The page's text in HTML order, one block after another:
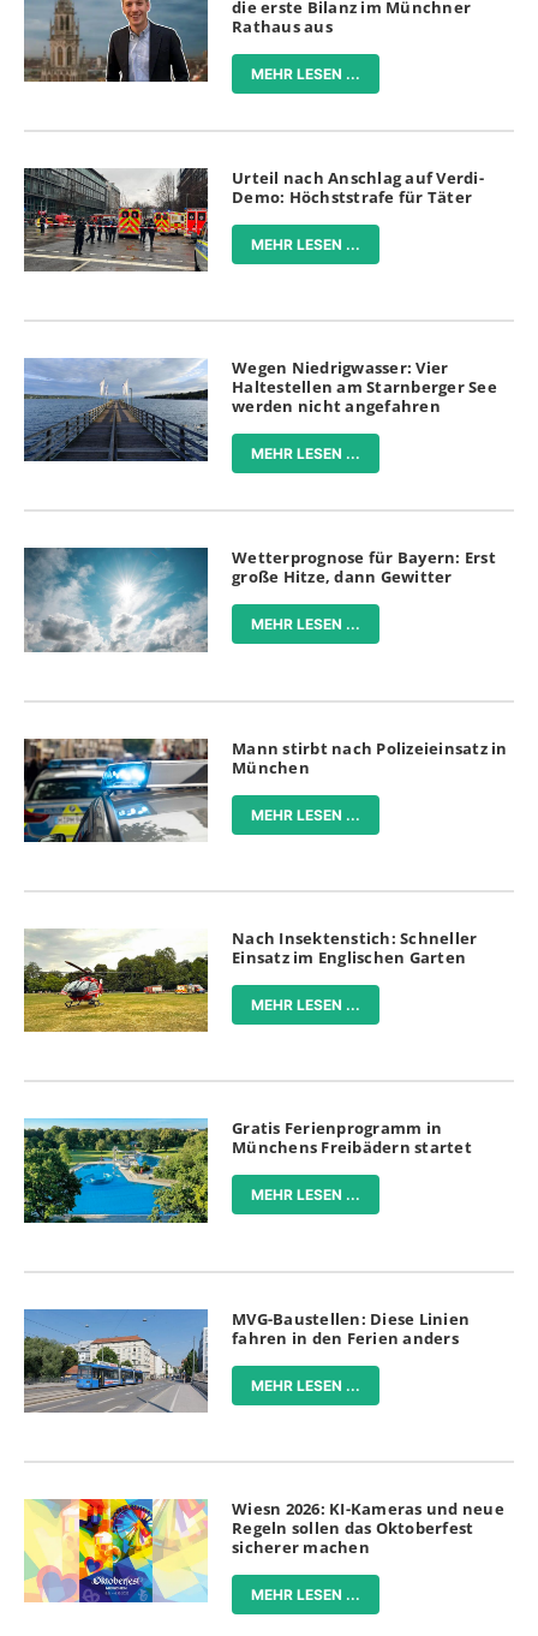
die erste Bilanz im Münchner
Rathaus aus
MEHR LESEN ...
Urteil nach Anschlag auf Verdi-
Demo: Höchststrafe für Täter
MEHR LESEN ...
Wegen Niedrigwasser: Vier
Haltestellen am Starnberger See
werden nicht angefahren
MEHR LESEN ...
Wetterprognose für Bayern: Erst
große Hitze, dann Gewitter
MEHR LESEN ...
Mann stirbt nach Polizeieinsatz in
München
MEHR LESEN ...
Nach Insektenstich: Schneller
Einsatz im Englischen Garten
MEHR LESEN ...
Gratis Ferienprogramm in
Münchens Freibädern startet
MEHR LESEN ...
MVG-Baustellen: Diese Linien
fahren in den Ferien anders
MEHR LESEN ...
Wiesn 2026: KI-Kameras und neue
Regeln sollen das Oktoberfest
sicherer machen
MEHR LESEN ...